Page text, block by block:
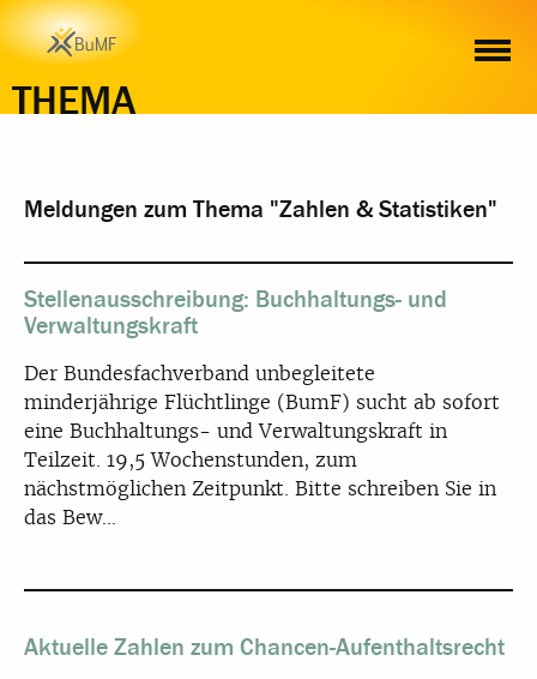
THEMA
Meldungen zum Thema "Zahlen & Statistiken"
Stellenausschreibung: Buchhaltungs- und
Verwaltungskraft
Der Bundesfachverband unbegleitete
minderjährige Flüchtlinge (BumF) sucht ab sofort
eine Buchhaltungs- und Verwaltungskraft in
Teilzeit. 19,5 Wochenstunden, zum
nächstmöglichen Zeitpunkt. Bitte schreiben Sie in
das Bew...
Aktuelle Zahlen zum Chancen-Aufenthaltsrecht